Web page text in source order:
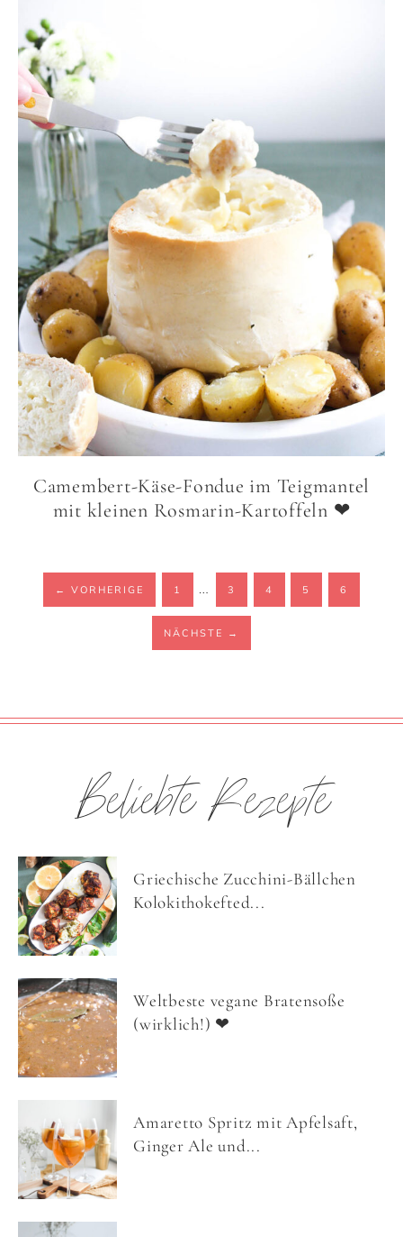
Camembert-Käse-Fondue im Teigmantel
mit kleinen Rosmarin-Kartoffeln ❤
← VORHERIGE 1 … 3 4 5 6
NÄCHSTE →
Beliebte Rezepte
Griechische Zucchini-Bällchen
Kolokithokefted...
Weltbeste vegane Bratensoße
(wirklich!) ❤
Amaretto Spritz mit Apfelsaft,
Ginger Ale und...